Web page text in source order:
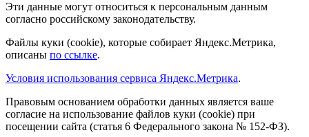
Эти данные могут относиться к персональным данным
согласно российскому законодательству.
Файлы куки (cookie), которые собирает Яндекс.Метрика,
описаны по ссылке.
Условия использования сервиса Яндекс.Метрика.
Правовым основанием обработки данных является ваше
согласие на использование файлов куки (cookie) при
посещении сайта (статья 6 Федерального закона № 152-ФЗ).